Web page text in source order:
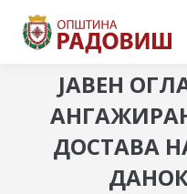
ЈАВЕН
ДОСТАВА